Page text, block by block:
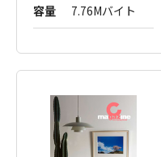
容量 7.76Mバイト